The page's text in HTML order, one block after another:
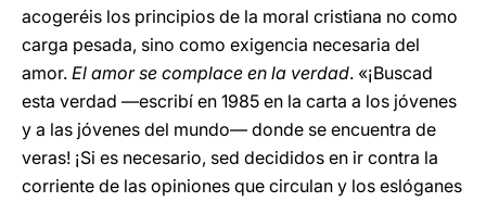
acogeréis los principios de la moral cristiana no como
carga pesada, sino como exigencia necesaria del
amor. El amor se complace en la verdad. «¡Buscad
esta verdad —escribí en 1985 en la carta a los jóvenes
y a las jóvenes del mundo— donde se encuentra de
veras! ¡Si es necesario, sed decididos en ir contra la
corriente de las opiniones que circulan y los eslóganes